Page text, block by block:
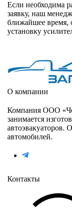
Если необходима
заявку, наш
ближайшее время,
установку
О компании
Компания ООО
занимается
автоэвакуаторов.
автомобилей.
Контакты